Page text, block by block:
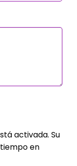
activada. Su
en